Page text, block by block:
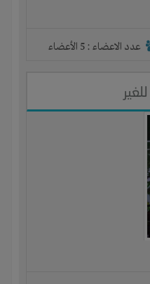
عدد الاعضاء : 5 الأعضاء